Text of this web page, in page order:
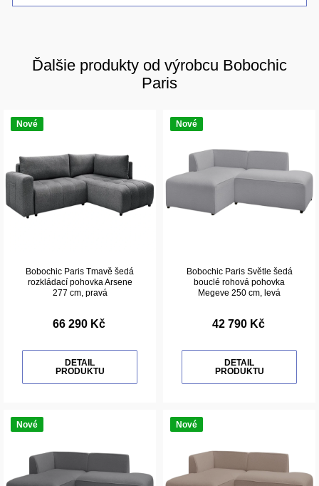
Ďalšie produkty od výrobcu Bobochic
Paris
Nové
Bobochic Paris Tmavě šedá
rozkládací pohovka Arsene
277 cm, pravá
66 290 Kč
DETAIL
PRODUKTU
Nové
Bobochic Paris Světle šedá
bouclé rohová pohovka
Megeve 250 cm, levá
42 790 Kč
DETAIL
PRODUKTU
Nové Nové